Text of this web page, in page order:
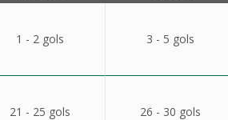
1 - 2 gols 3 - 5 gols
21 - 25 gols 26 - 30 gols